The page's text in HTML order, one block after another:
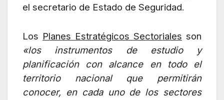
el secretario de Estado de Seguridad.
Los Planes Estratégicos Sectoriales son
«los instrumentos de estudio y
planificación con alcance en todo el
territorio nacional que permitirán
conocer, en cada uno de los sectores